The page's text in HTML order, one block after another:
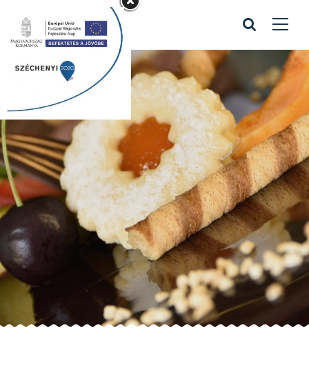
Legjobbat a
legjobbaknak
Home / Legjobbat a legjobbaknak